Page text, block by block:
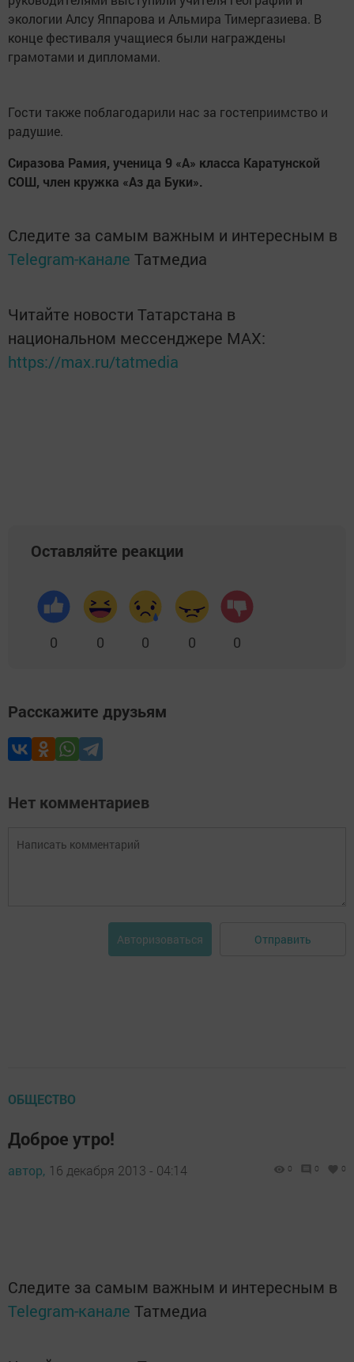
экологии Алсу Яппарова и Альмира Тимергазиева. В
конце фестиваля учащиеся были награждены
грамотами и дипломами.
Гости также поблагодарили нас за гостеприимство и
радушие.
Сиразова Рамия, ученица 9 «А» класса Каратунской
СОШ, член кружка «Аз да Буки».
Следите за самым важным и интересным в
Telegram-канале Татмедиа
Читайте новости Татарстана в
национальном мессенджере MАХ:
https://max.ru/tatmedia
Оставляйте реакции
0 0 0 0 0
Расскажите друзьям
Нет комментариев
Авторизоваться Отправить
ОБЩЕСТВО
Доброе утро!
автор, 16 декабря 2013 - 04:14 0 0 0
Следите за самым важным и интересным в
Telegram-канале Татмедиа